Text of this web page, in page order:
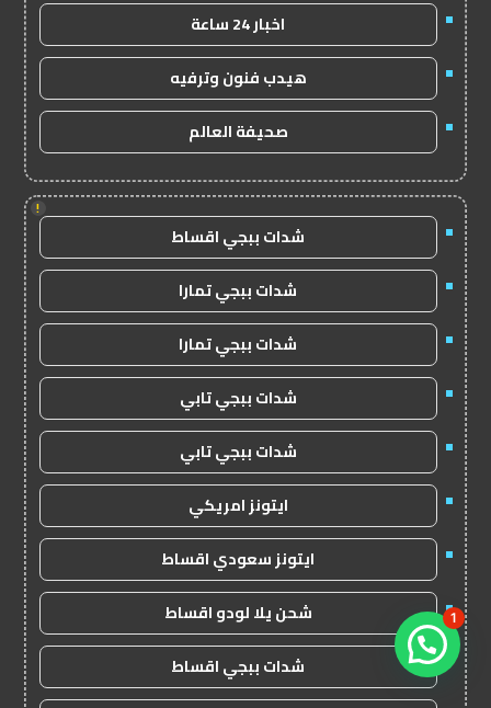
اخبار 24 ساعة
هيدب فنون وترفيه
صحيفة العالم
!
شدات ببجي اقساط
شدات ببجي تمارا
شدات ببجي تمارا
شدات ببجي تابي
شدات ببجي تابي
ايتونز امريكي
ايتونز سعودي اقساط
شحن يلا لودو اقساط
شدات ببجي اقساط
1